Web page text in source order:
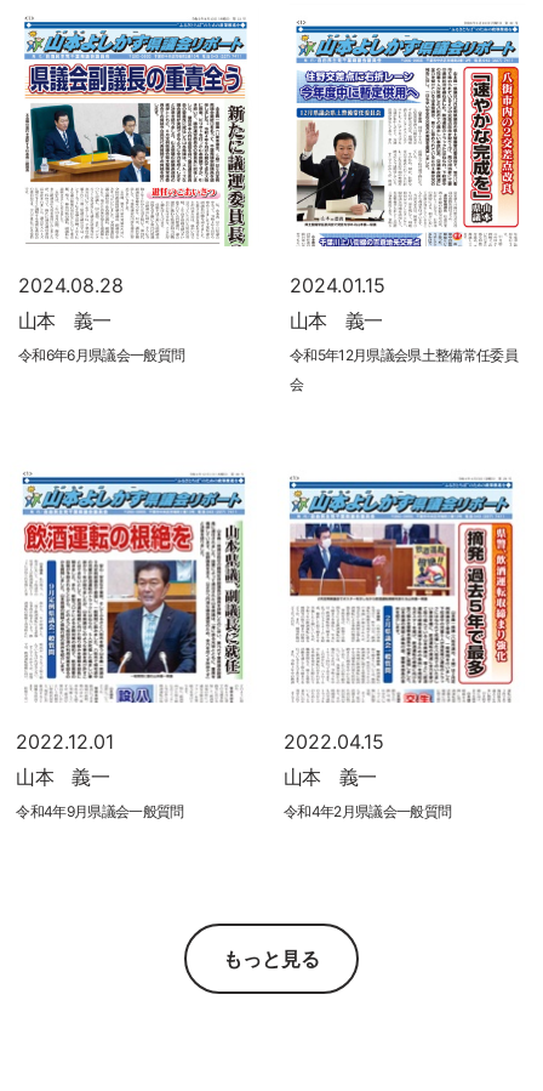
2024.08.28
山本 義一
令和6年6月県議会一般質問
2024.01.15
山本 義一
令和5年12月県議会県土整備常任委員
会
2022.12.01
山本 義一
令和4年9月県議会一般質問
2022.04.15
山本 義一
令和4年2月県議会一般質問
もっと見る